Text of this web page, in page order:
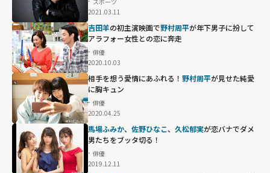
2021.03.11
吉田羊の初主演映画で野村周平が年下男子に扮して
アラフォー女性との恋に奔走
俳優
2020.10.03
相手を想う愛情にあふれる！ 野村周平が見せた純愛
に胸キュン
俳優
2020.04.25
馬場ふみか、 佐野ひなこ、 久松郁実が恋バナでダメ
男たちをブッタ切る！
俳優
2019.12.11